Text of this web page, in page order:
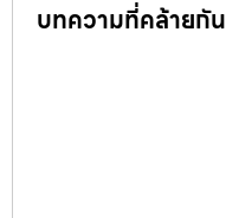
บทความที่คล้ายกัน